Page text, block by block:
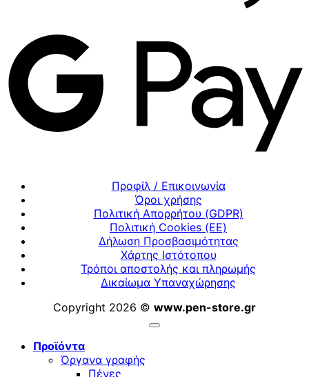
Προφίλ / Επικοινωνία
Όροι χρήσης
Πολιτική Απορρήτου (GDPR)
Πολιτική Cookies (ΕΕ)
Δήλωση Προσβασιμότητας
Χάρτης Ιστότοπου
Τρόποι αποστολής και πληρωμής
Δικαίωμα Υπαναχώρησης
Copyright 2026 © www.pen-store.gr
Προϊόντα
Όργανα γραφής
Πένες